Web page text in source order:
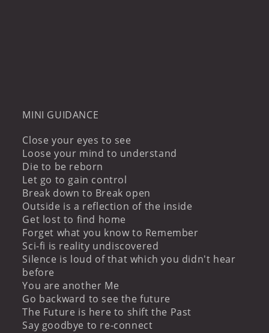
MINI GUIDANCE
Close your eyes to see
Loose your mind to understand
Die to be reborn
Let go to gain control
Break down to Break open
Outside is a reflection of the inside
Get lost to find home
Forget what you know to Remember
Sci-fi is reality undiscovered
Silence is loud of that which you didn't hear
before
You are another Me
Go backward to see the future
The Future is here to shift the Past
Say goodbye to re-connect